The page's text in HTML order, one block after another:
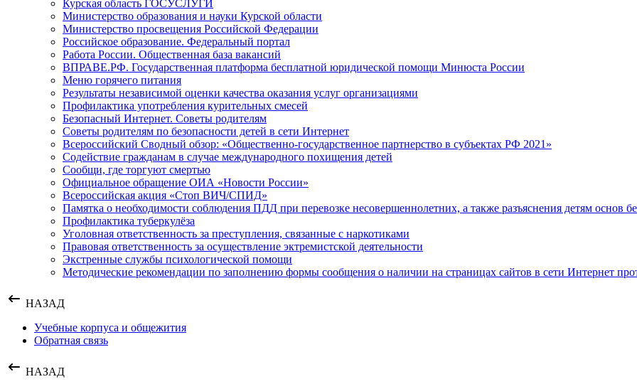
Курская область ГОСУСЛУГИ
Министерство образования и науки Курской области
Министерство просвещения Российской Федерации
Российское образование. Федеральный портал
Работа России. Общественная база вакансий
ВПРАВЕ.РФ. Государственная платформа бесплатной юридической помощи Минюста России
Меню горячего питания
Результаты независимой оценки качества оказания услуг организациями
Профилактика употребления курительных смесей
Безопасный Интернет. Советы родителям
Советы родителям по безопасности детей в сети Интернет
Всероссийский Сводный обзор: «Общественно-государственное партнерство в субъектах РФ 2021»
Содействие гражданам в случае международного похищения детей
Сообщи, где торгуют смертью
Официальное обращение ОИА «Новости России»
Всероссийская акция «Стоп ВИЧ/СПИД»
Памятка о необходимости соблюдения ПДД при перевозке несовершеннолетних, а также разъяснения детям основ
Профилактика туберкулёза
Уголовная ответственность за преступления, связанные с наркотиками
Правовая ответственность за осуществление эктремистской деятельности
Экстренные службы психологической помощи
Методические рекомендации по заполнению формы сообщения о наличии на страницах сайтов в сети Интернет
НАЗАД
Учебные корпуса и общежития
Обратная связь
НАЗАД